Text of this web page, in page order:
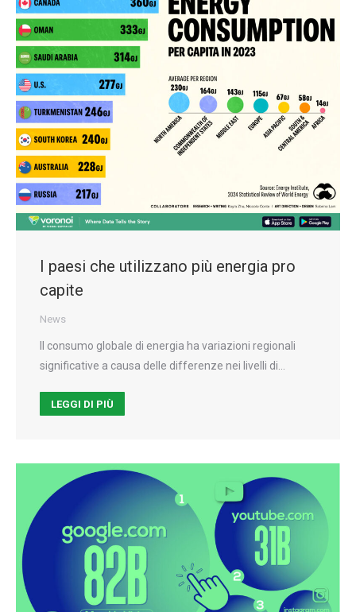
I paesi che utilizzano più energia pro
capite
News
Il consumo globale di energia ha variazioni regionali
significative a causa delle differenze nei livelli di…
LEGGI DI PIÙ